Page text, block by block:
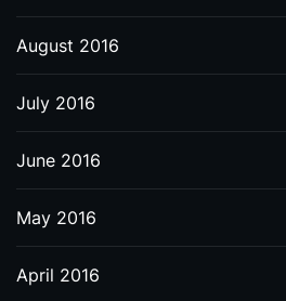
August 2016
July 2016
June 2016
May 2016
April 2016